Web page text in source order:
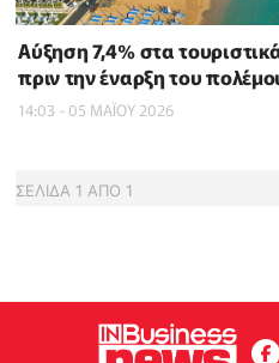
Αύξηση 7,4% στα
πριν την έναρξη του
14:03 - 05 ΜΑΪ́ΟΥ 2026
ΣΕΛΙΔΑ 1 ΑΠΟ 1